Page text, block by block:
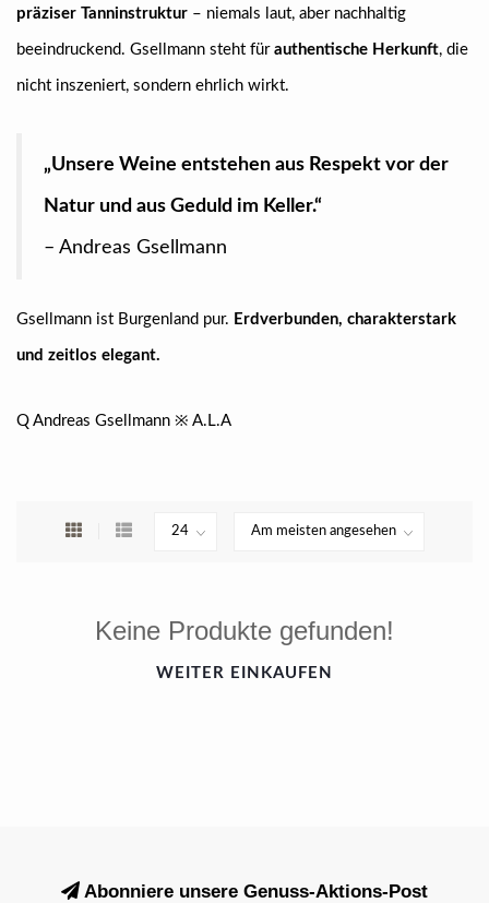
präziser Tanninstruktur – niemals laut, aber nachhaltig
beeindruckend. Gsellmann steht für authentische Herkunft, die
nicht inszeniert, sondern ehrlich wirkt.
„Unsere Weine entstehen aus Respekt vor der
Natur und aus Geduld im Keller.“
– Andreas Gsellmann
Gsellmann ist Burgenland pur. Erdverbunden, charakterstark
und zeitlos elegant.
Q Andreas Gsellmann ※ A.L.A
Keine Produkte gefunden!
WEITER EINKAUFEN
Abonniere unsere Genuss-Aktions-Post